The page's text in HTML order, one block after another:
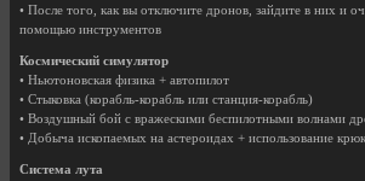
• После того, как вы отключите дронов, зайдите в них и
помощью инструментов
Космический симулятор
• Ньютоновская физика + автопилот
• Стыковка (корабль-корабль или станция-корабль)
• Воздушный бой с вражескими беспилотными волнами
• Добыча ископаемых на астероидах + использование
Система лута